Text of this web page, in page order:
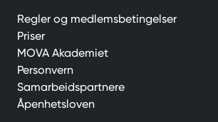
Regler og medlemsbetingelser
Priser
MOVA Akademiet
Personvern
Samarbeidspartnere
Åpenhetsloven